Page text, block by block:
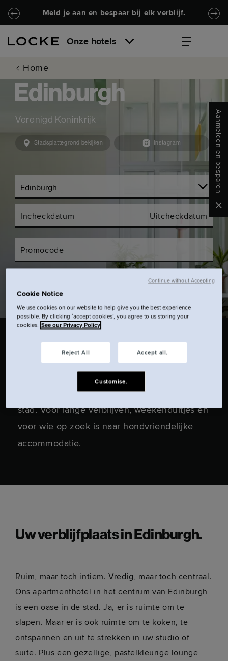
Ga naar de hoofdinhoud
Locke.Header.SkipToNav
Meld je aan en bespaar bij elk verblijf.
Onze hotels
Home
Edinburgh
Verenigd Koninkrijk
Stadsplattegrond bekijken Instagram
Incheckdatum Uitcheckdatum
Promocode
Controleer beschikbaarheid.
Verblijf in het centrum met Locke. Ons
aparthotel in Edinburgh is uw lanceerplatform
voor het verkennen, werken en wonen in de
stad. Voor lange verblijven, weekenduitjes en
voor wie op zoek is naar hondvriendelijke
accommodatie.
Uw verblijfplaats in Edinburgh.
Ruim, maar toch intiem. Vredig, maar toch centraal.
Ons apartmenthotel in het centrum van Edinburgh
is een oase in de stad. Ja, er is ruimte om te
slapen. Maar er is ook ruimte om te koken, te
ontspannen en uit te strekken in uw studio of
suite. Plus een gezellige, pastelkleurige lounge
Aanmelden en besparen
Cookie Notice
We use cookies on our website to help give you the best experience
possible. By clicking ‘accept cookies’, you agree to us storing your
cookies. See our Privacy Policy
Reject All Accept all.
Customise.
Continue without Accepting